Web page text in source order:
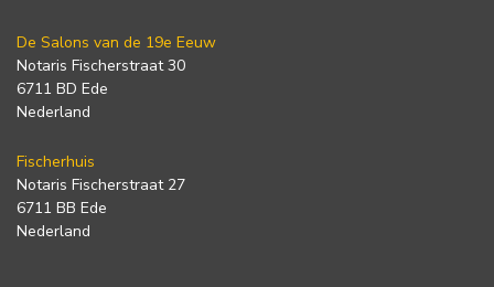
De Salons van de 19e Eeuw
Notaris Fischerstraat 30
6711 BD Ede
Nederland
Fischerhuis
Notaris Fischerstraat 27
6711 BB Ede
Nederland